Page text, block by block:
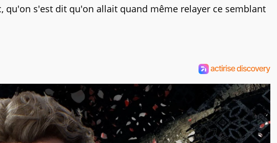
qu'on s'est dit qu'on allait quand même relayer ce semblant